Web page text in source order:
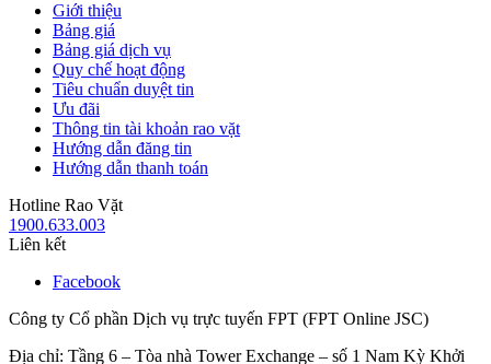
Giới thiệu
Bảng giá
Bảng giá dịch vụ
Quy chế hoạt động
Tiêu chuẩn duyệt tin
Ưu đãi
Thông tin tài khoản rao vặt
Hướng dẫn đăng tin
Hướng dẫn thanh toán
Hotline Rao Vặt
1900.633.003
Liên kết
Facebook
Công ty Cổ phần Dịch vụ trực tuyến FPT (FPT Online JSC)
Địa chỉ: Tầng 6 – Tòa nhà Tower Exchange – số 1 Nam Kỳ Khởi